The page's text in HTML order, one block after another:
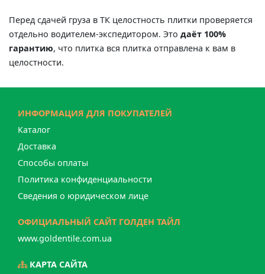
Перед сдачей груза в ТК целостность плитки проверяется
отдельно водителем-экспедитором. Это даёт 100%
гарантию, что плитка вся плитка отправлена к вам в
целостности.
ИНФОРМАЦИЯ ДЛЯ ПОКУПАТЕЛЕЙ
Каталог
Доставка
Способы оплаты
Политика конфиденциальности
Сведения о юридическом лице
ОФИЦИАЛЬНЫЙ САЙТ ГОЛДЕН ТАЙЛ
www.goldentile.com.ua
КАРТА САЙТА